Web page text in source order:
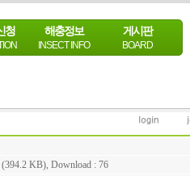
청 해충정보
INSECT INFO
게시판
BOARD
(394.2 KB), Download : 76